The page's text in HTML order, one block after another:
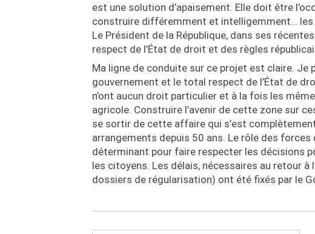
est une solution d’apaisement. Elle doit être
construire différemment et intelligemment…
Le Président de la République, dans ses
respect de l’État de droit et des règles
Ma ligne de conduite sur ce projet est claire. Je
gouvernement et le total respect de l’État de
n’ont aucun droit particulier et à la fois les
agricole. Construire l’avenir de cette zone sur
se sortir de cette affaire qui s’est
arrangements depuis 50 ans. Le rôle des forces
déterminant pour faire respecter les décisions
les citoyens. Les délais, nécessaires au retour à
dossiers de régularisation) ont été fixés par le